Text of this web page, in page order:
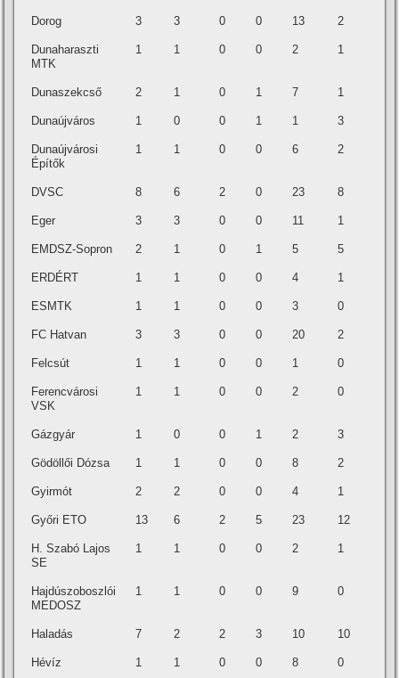
Dorog 3 3 0 0 13 2
Dunaharaszti
MTK
1 1 0 0 2 1
Dunaszekcső 2 1 0 1 7 1
Dunaújváros 1 0 0 1 1 3
Dunaújvárosi
Építők
1 1 0 0 6 2
DVSC 8 6 2 0 23 8
Eger 3 3 0 0 11 1
EMDSZ-Sopron 2 1 0 1 5 5
ERDÉRT 1 1 0 0 4 1
ESMTK 1 1 0 0 3 0
FC Hatvan 3 3 0 0 20 2
Felcsút 1 1 0 0 1 0
Ferencvárosi
VSK
1 1 0 0 2 0
Gázgyár 1 0 0 1 2 3
Gödöllői Dózsa 1 1 0 0 8 2
Gyirmót 2 2 0 0 4 1
Győri ETO 13 6 2 5 23 12
H. Szabó Lajos
SE
1 1 0 0 2 1
Hajdúszoboszlói
MEDOSZ
1 1 0 0 9 0
Haladás 7 2 2 3 10 10
Hévíz 1 1 0 0 8 0